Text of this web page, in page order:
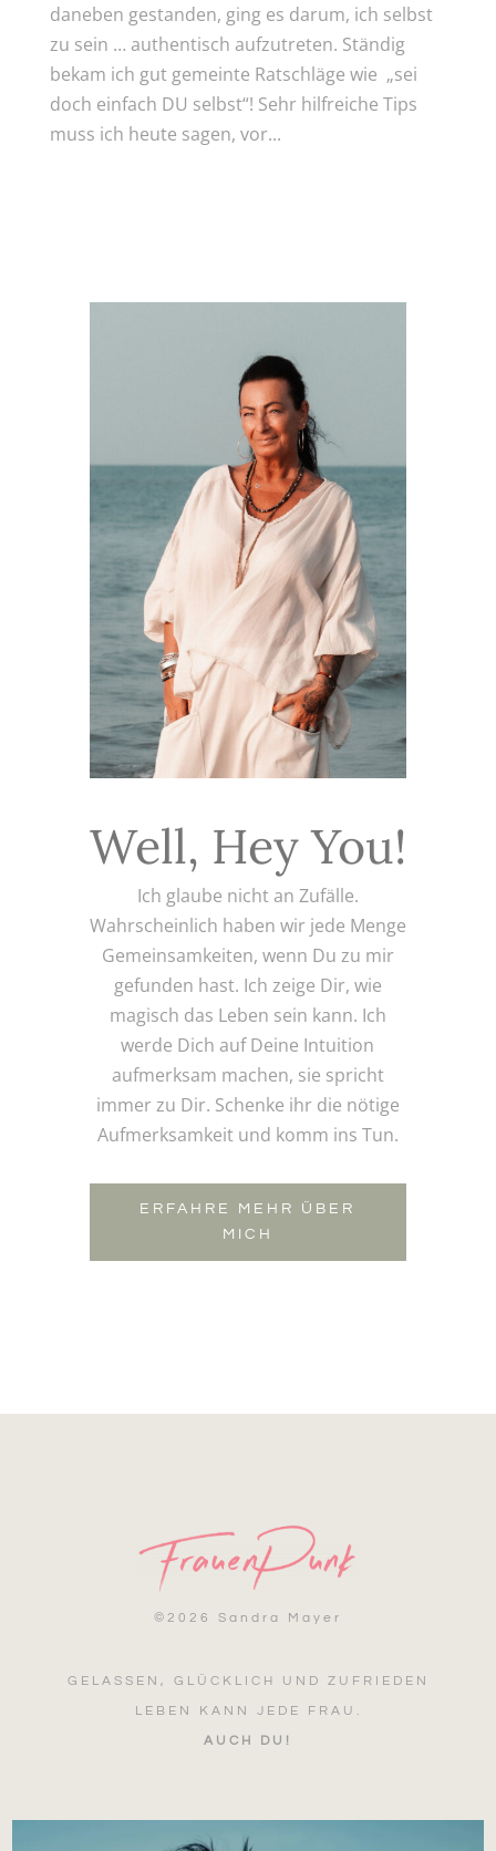
daneben gestanden, ging es darum, ich selbst
zu sein … authentisch aufzutreten. Ständig
bekam ich gut gemeinte Ratschläge wie „sei
doch einfach DU selbst“! Sehr hilfreiche Tips
muss ich heute sagen, vor...
Well, Hey You!
Ich glaube nicht an Zufälle.
Wahrscheinlich haben wir jede Menge
Gemeinsamkeiten, wenn Du zu mir
gefunden hast. Ich zeige Dir, wie
magisch das Leben sein kann. Ich
werde Dich auf Deine Intuition
aufmerksam machen, sie spricht
immer zu Dir. Schenke ihr die nötige
Aufmerksamkeit und komm ins Tun.
ERFAHRE MEHR ÜBER
MICH
© 2026 Sandra Mayer
GELASSEN, GLÜCKLICH UND ZUFRIEDEN
LEBEN KANN JEDE FRAU.
AUCH DU!